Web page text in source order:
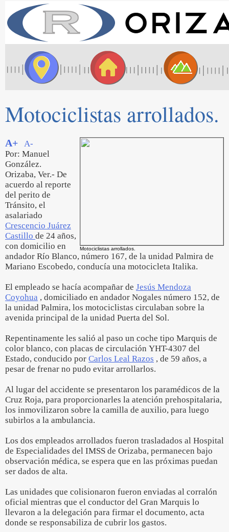
Motociclistas arrollados.
Motociclistas arrollados.
A+
A-
Por: Manuel
González.
Orizaba, Ver.- De
acuerdo al reporte
del perito de
Tránsito, el
asalariado
Crescencio Juárez
Castillo de 24 años,
con domicilio en
andador Río Blanco, número 167, de la unidad Palmira de
Mariano Escobedo, conducía una motocicleta Italika.
El empleado se hacía acompañar de Jesús Mendoza
Coyohua , domiciliado en andador Nogales número 152, de
la unidad Palmira, los motociclistas circulaban sobre la
avenida principal de la unidad Puerta del Sol.
Repentinamente les salió al paso un coche tipo Marquis de
color blanco, con placas de circulación YHT-4307 del
Estado, conducido por Carlos Leal Razos , de 59 años, a
pesar de frenar no pudo evitar arrollarlos.
Al lugar del accidente se presentaron los paramédicos de la
Cruz Roja, para proporcionarles la atención prehospitalaria,
los inmovilizaron sobre la camilla de auxilio, para luego
subirlos a la ambulancia.
Los dos empleados arrollados fueron trasladados al Hospital
de Especialidades del IMSS de Orizaba, permanecen bajo
observación médica, se espera que en las próximas puedan
ser dados de alta.
Las unidades que colisionaron fueron enviadas al corralón
oficial mientras que el conductor del Gran Marquis lo
llevaron a la delegación para firmar el documento, acta
donde se responsabiliza de cubrir los gastos.